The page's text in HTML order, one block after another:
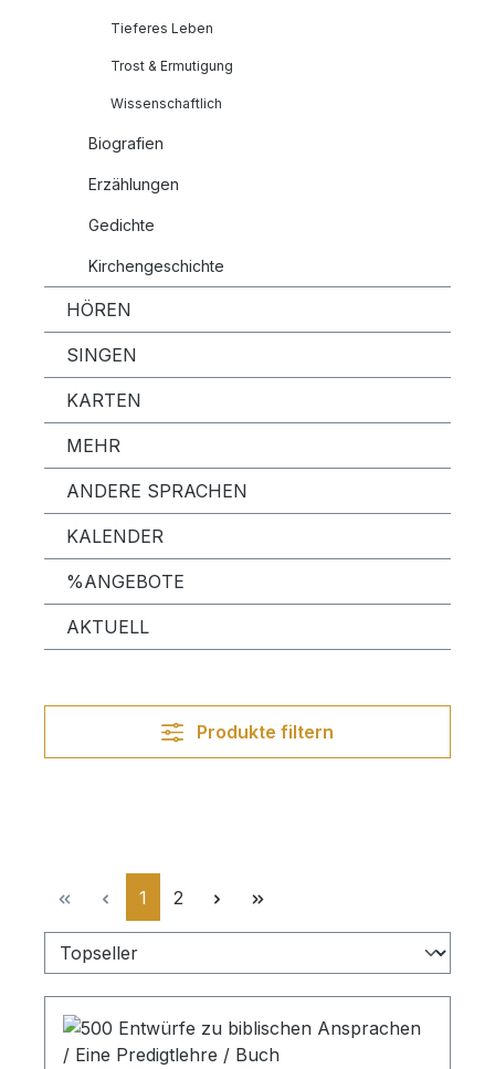
Tieferes Leben
Trost & Ermutigung
Wissenschaftlich
Biografien
Erzählungen
Gedichte
Kirchengeschichte
HÖREN
SINGEN
KARTEN
MEHR
ANDERE SPRACHEN
KALENDER
%ANGEBOTE
AKTUELL
Produkte filtern
Seite
1 Seite
2